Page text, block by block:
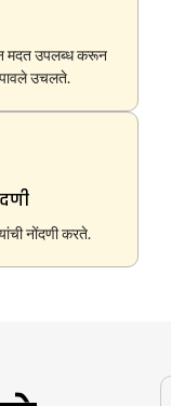
मदत उपलब्ध करून
उचलते.
नोंदणी करते.